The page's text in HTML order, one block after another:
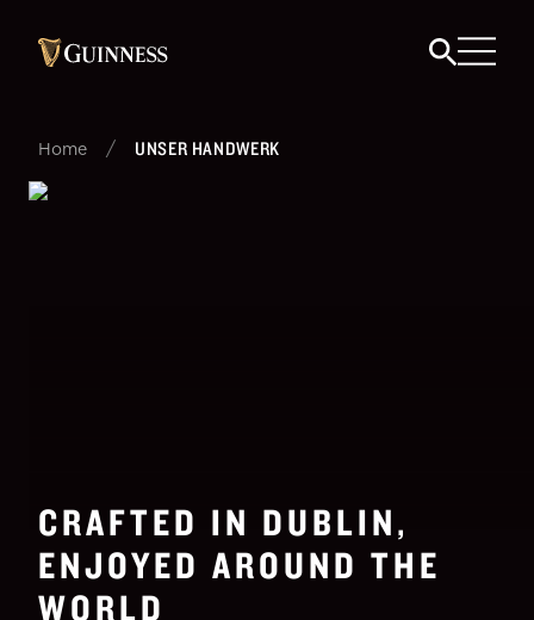
Home / UNSER HANDWERK
CRAFTED IN DUBLIN,
ENJOYED AROUND THE
WORLD